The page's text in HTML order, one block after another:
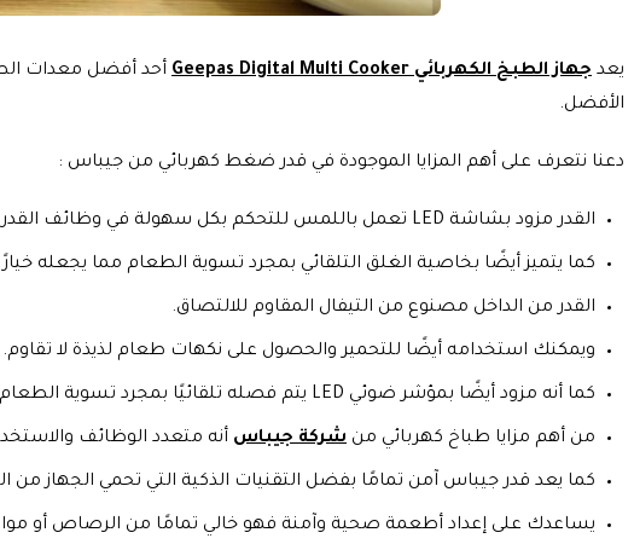
يعد جهاز الطبخ الكهربائي Geepas Digital Multi Cooker
أحد أفضل معدات
الأفضل.
دعنا نتعرف على أهم المزايا الموجودة في قدر ضغط كهربائي من جيباس :
القدر مزود بشاشة LED تعمل باللمس للتحكم بكل سهولة في وظائف القدر ودرجة الحرارة حسب الرغبة وضبط المؤقت.
كما يتميز أيضًا بخاصية الغلق التلقائي بمجرد تسوية الطعام مما يجعله
القدر من الداخل مصنوع من التيفال المقاوم للالتصاق.
ويمكنك استخدامه أيضًا للتحمير والحصول على نكهات طعام لذيذة لا تقاوم.
كما أنه مزود أيضًا بمؤشر ضوئي LED يتم فصله تلقائيًا بمجرد تسوية الطعام وتوقف عمل القدر.
من أهم مزايا طباخ كهربائي من شركة جيباس أنه متعدد الوظائف والاستخدامات ويحتوي على 14
كما يعد قدر جيباس آمن تمامًا بفضل التقنيات الذكية التي تحمي الجهاز
يساعدك على إعداد أطعمة صحية وآمنة فهو خالي تمامًا من الرصاص أو